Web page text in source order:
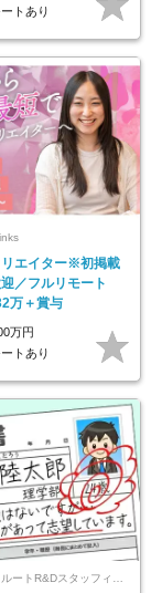
トあり
エイター※初掲載
迎／フルリモート
万＋賞与
万円
トあり